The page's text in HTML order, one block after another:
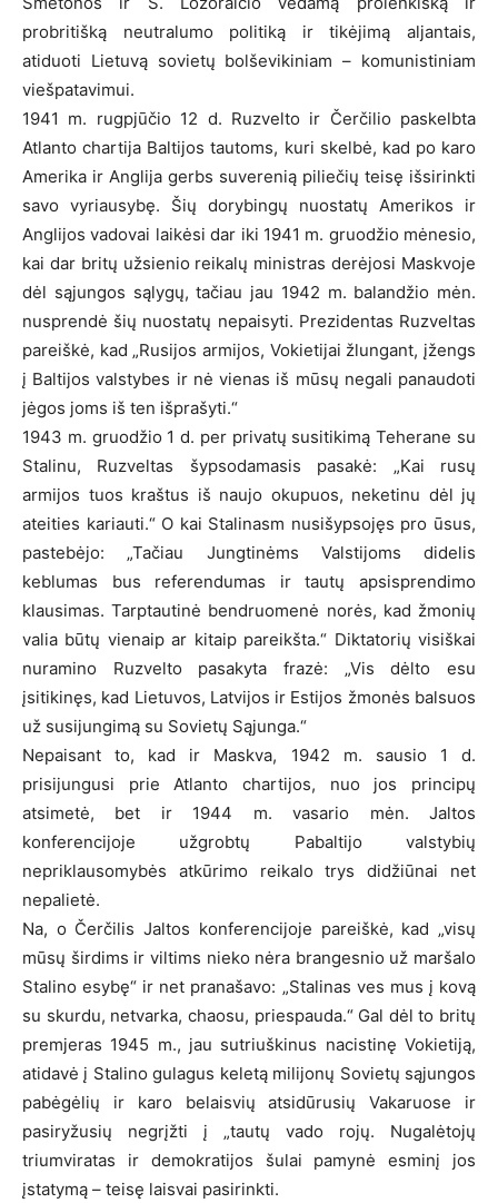
probritišką neutralumo politiką ir tikėjimą aljantais,
atiduoti Lietuvą sovietų bolševikiniam – komunistiniam
viešpatavimui.
1941 m. rugpjūčio 12 d. Ruzvelto ir Čerčilio paskelbta
Atlanto chartija Baltijos tautoms, kuri skelbė, kad po karo
Amerika ir Anglija gerbs suverenią piliečių teisę išsirinkti
savo vyriausybę. Šių dorybingų nuostatų Amerikos ir
Anglijos vadovai laikėsi dar iki 1941 m. gruodžio mėnesio,
kai dar britų užsienio reikalų ministras derėjosi Maskvoje
dėl sąjungos sąlygų, tačiau jau 1942 m. balandžio mėn.
nusprendė šių nuostatų nepaisyti. Prezidentas Ruzveltas
pareiškė, kad „Rusijos armijos, Vokietijai žlungant, įžengs
į Baltijos valstybes ir nė vienas iš mūsų negali panaudoti
jėgos joms iš ten išprašyti.“
1943 m. gruodžio 1 d. per privatų susitikimą Teherane su
Stalinu, Ruzveltas šypsodamasis pasakė: „Kai rusų
armijos tuos kraštus iš naujo okupuos, neketinu dėl jų
ateities kariauti.“ O kai Stalinasm nusišypsojęs pro ūsus,
pastebėjo: „Tačiau Jungtinėms Valstijoms didelis
keblumas bus referendumas ir tautų apsisprendimo
klausimas. Tarptautinė bendruomenė norės, kad žmonių
valia būtų vienaip ar kitaip pareikšta.“ Diktatorių visiškai
nuramino Ruzvelto pasakyta frazė: „Vis dėlto esu
įsitikinęs, kad Lietuvos, Latvijos ir Estijos žmonės balsuos
už susijungimą su Sovietų Sąjunga.“
Nepaisant to, kad ir Maskva, 1942 m. sausio 1 d.
prisijungusi prie Atlanto chartijos, nuo jos principų
atsimetė, bet ir 1944 m. vasario mėn. Jaltos
konferencijoje užgrobtų Pabaltijo valstybių
nepriklausomybės atkūrimo reikalo trys didžiūnai net
nepalietė.
Na, o Čerčilis Jaltos konferencijoje pareiškė, kad „visų
mūsų širdims ir viltims nieko nėra brangesnio už maršalo
Stalino esybę“ ir net pranašavo: „Stalinas ves mus į kovą
su skurdu, netvarka, chaosu, priespauda.“ Gal dėl to britų
premjeras 1945 m., jau sutriuškinus nacistinę Vokietiją,
atidavė į Stalino gulagus keletą milijonų Sovietų sąjungos
pabėgėlių ir karo belaisvių atsidūrusių Vakaruose ir
pasiryžusių negrįžti į „tautų vado rojų. Nugalėtojų
triumviratas ir demokratijos šulai pamynė esminį jos
įstatymą – teisę laisvai pasirinkti.